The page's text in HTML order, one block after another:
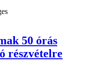
50 órás
részvételre